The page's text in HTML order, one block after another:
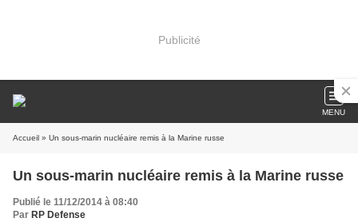
Publicité
MENU
Accueil » Un sous-marin nucléaire remis à la Marine russe
Un sous-marin nucléaire remis à la Marine russe
Publié le 11/12/2014 à 08:40
Par RP Defense